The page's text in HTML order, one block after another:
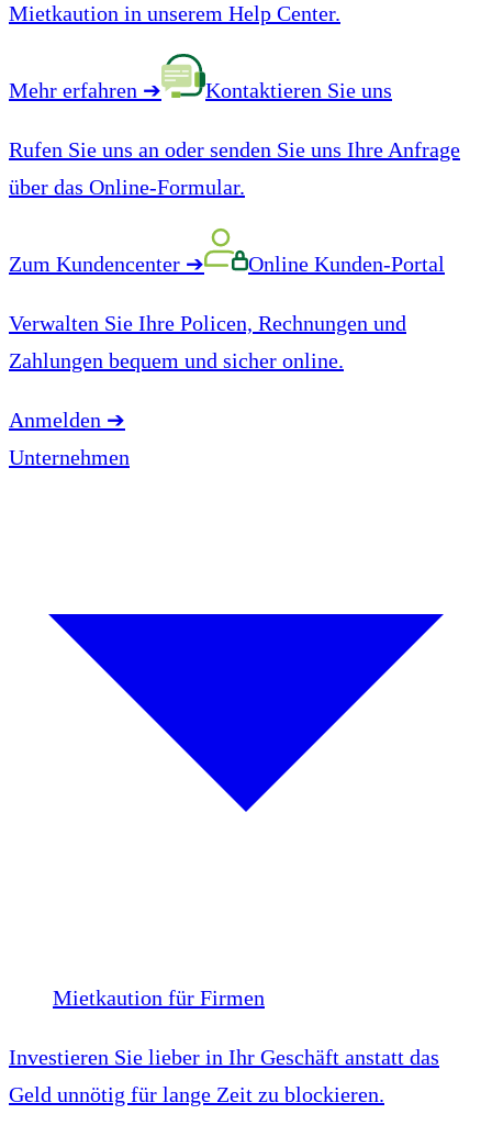
Mietkaution in unserem Help Center.
Mehr erfahren ➔ Kontaktieren Sie uns
Rufen Sie uns an oder senden Sie uns Ihre Anfrage
über das Online-Formular.
Zum Kundencenter ➔ Online Kunden-Portal
Verwalten Sie Ihre Policen, Rechnungen und
Zahlungen bequem und sicher online.
Anmelden ➔
Unternehmen
Mietkaution für Firmen
Investieren Sie lieber in Ihr Geschäft anstatt das
Geld unnötig für lange Zeit zu blockieren.